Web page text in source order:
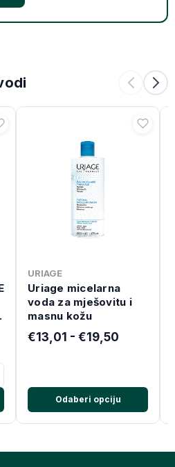
URIAGE
Uriage micelarna
voda za mješovitu i
masnu kožu
€13,01 - €19,50
Odaberi opciju